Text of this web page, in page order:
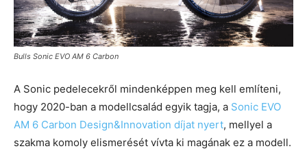
Bulls Sonic EVO AM 6 Carbon
A Sonic pedelecekről mindenképpen meg kell említeni,
hogy 2020-ban a modellcsalád egyik tagja, a Sonic EVO
AM 6 Carbon Design&Innovation díjat nyert, mellyel a
szakma komoly elismerését vívta ki magának ez a modell.